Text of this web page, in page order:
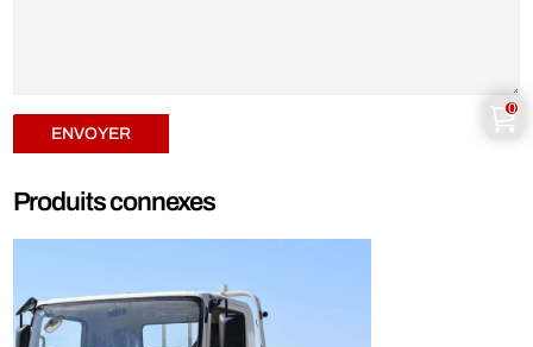
ENVOYER
Produits connexes
0